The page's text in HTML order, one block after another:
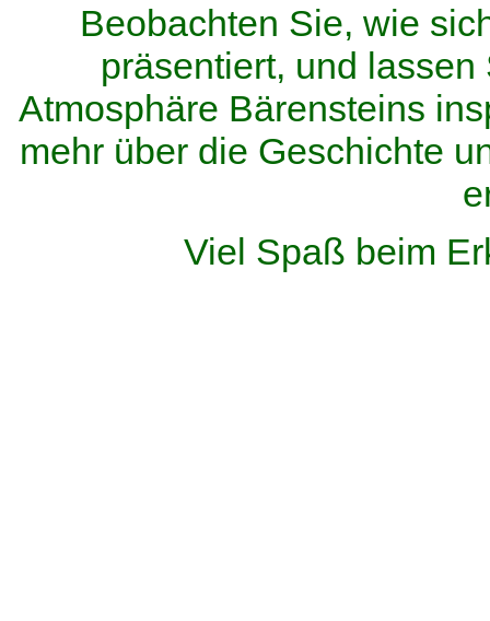
Beobachten Sie, wie
präsentiert, und
Atmosphäre Bärensteins
mehr über die Geschichte
Viel Spaß beim